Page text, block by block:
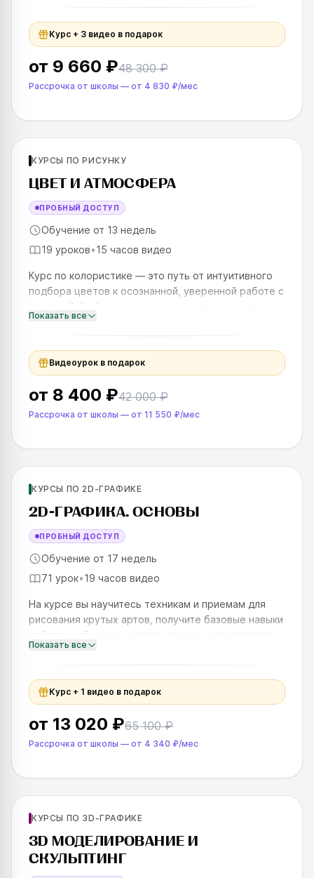
анимация и промышленный диз
Курс + 3 видео в подарок
от 9 660 ₽48 300 ₽
Рассрочка от школы — от 4 830 ₽/мес
SKILLS UP
КУРСЫ ПО РИСУНКУ
ЦВЕТ И АТМОСФЕРА
ПРОБНЫЙ ДОСТУП
Обучение от 13 недель
19 уроков•15 часов видео
Курс по колористике — это путь от интуитивного
подбора цветов к осознанной, уверенной работе с
узнаете о цвете — вы научитесь им управлять.
Показать все
Видеоурок в подарок
от 8 400 ₽42 000 ₽
Рассрочка от школы — от 11 550 ₽/мес
SKILLS UP
КУРСЫ ПО 2D-ГРАФИКЕ
2D-ГРАФИКА. ОСНОВЫ
ПРОБНЫЙ ДОСТУП
Обучение от 17 недель
71 урок•19 часов видео
На курсе вы научитесь техникам и приемам для
рисования крутых артов, получите базовые навыки
работы с объемом, цветом, тоном, материалами и
создадите готовый проект для портфолио —
Показать все
Курс + 1 видео в подарок
от 13 020 ₽65 100 ₽
Рассрочка от школы — от 4 340 ₽/мес
SKILLS UP
КУРСЫ ПО 3D-ГРАФИКЕ
3D МОДЕЛИРОВАНИЕ И
СКУЛЬПТИНГ